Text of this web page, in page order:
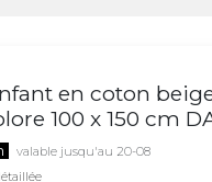
en coton
100 x 150 cm
valable jusqu'au 20-08